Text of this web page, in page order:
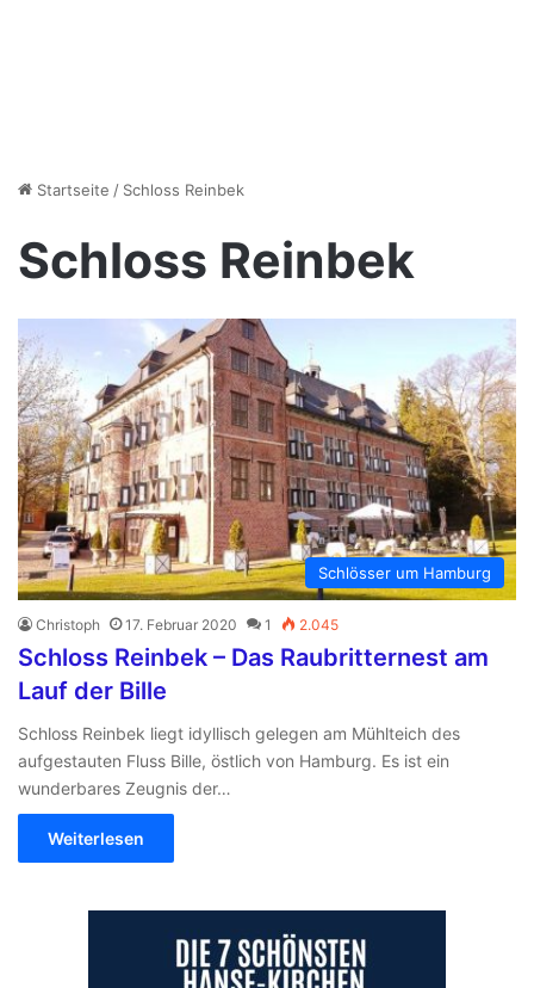
Startseite / Schloss Reinbek
Schloss Reinbek
Schlösser um Hamburg
Christoph 17. Februar 2020 1 2.045
Schloss Reinbek – Das Raubritternest am
Lauf der Bille
Schloss Reinbek liegt idyllisch gelegen am Mühlteich des
aufgestauten Fluss Bille, östlich von Hamburg. Es ist ein
wunderbares Zeugnis der…
Weiterlesen